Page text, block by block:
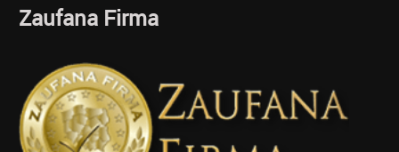
Zaufana Firma